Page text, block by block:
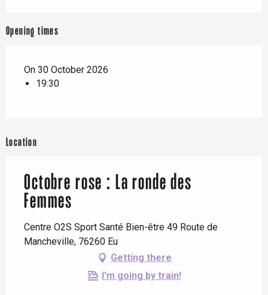
Opening times
On 30 October 2026
19:30
Location
Octobre rose : La ronde des
Femmes
Centre O2S Sport Santé Bien-être 49 Route de
Mancheville, 76260 Eu
Getting there
I'm going by train!